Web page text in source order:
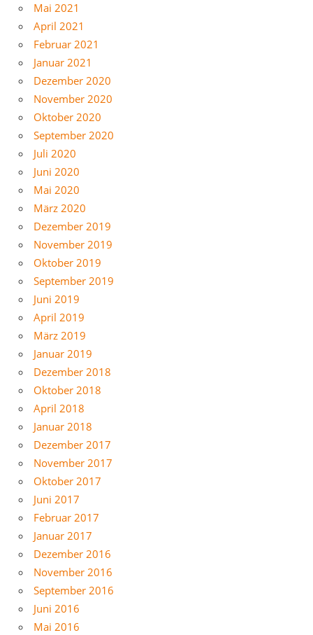
Mai 2021
April 2021
Februar 2021
Januar 2021
Dezember 2020
November 2020
Oktober 2020
September 2020
Juli 2020
Juni 2020
Mai 2020
März 2020
Dezember 2019
November 2019
Oktober 2019
September 2019
Juni 2019
April 2019
März 2019
Januar 2019
Dezember 2018
Oktober 2018
April 2018
Januar 2018
Dezember 2017
November 2017
Oktober 2017
Juni 2017
Februar 2017
Januar 2017
Dezember 2016
November 2016
September 2016
Juni 2016
Mai 2016